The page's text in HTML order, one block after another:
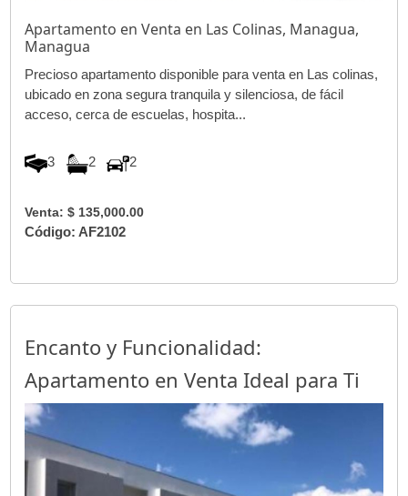
Apartamento en Venta en Las Colinas, Managua,
Managua
Precioso apartamento disponible para venta en Las colinas,
ubicado en zona segura tranquila y silenciosa, de fácil
acceso, cerca de escuelas, hospita...
3 2 2
Venta: $ 135,000.00
Código: AF2102
Encanto y Funcionalidad:
Apartamento en Venta Ideal para Ti